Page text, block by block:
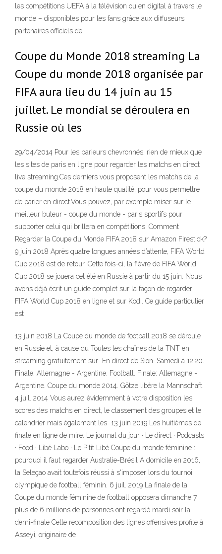
les compétitions UEFA à la télévision ou en digital à travers le
monde – disponibles pour les fans grâce aux diffuseurs
partenaires officiels de
Coupe du Monde 2018 streaming La
Coupe du monde 2018 organisée par
FIFA aura lieu du 14 juin au 15
juillet. Le mondial se déroulera en
Russie où les
29/04/2014 Pour les parieurs chevronnés, rien de mieux que
les sites de paris en ligne pour regarder les matchs en direct
live streaming.Ces derniers vous proposent les matchs de la
coupe du monde 2018 en haute qualité, pour vous permettre
de parier en direct.Vous pouvez, par exemple miser sur le
meilleur buteur - coupe du monde - paris sportifs pour
supporter celui qui brillera en compétitions. Comment
Regarder la Coupe du Monde FIFA 2018 sur Amazon Firestick?
9 juin 2018 Après quatre longues années d’attente, FIFA World
Cup 2018 est de retour. Cette fois-ci, la fièvre de FIFA World
Cup 2018 se jouera cet été en Russie à partir du 15 juin. Nous
avons déjà écrit un guide complet sur la façon de regarder
FIFA World Cup 2018 en ligne et sur Kodi. Ce guide particulier
est
13 juin 2018 La Coupe du monde de football 2018 se déroule
en Russie et, à cause du Toutes les chaînes de la TNT en
streaming gratuitement sur En direct de Sion. Samedi à 12:20.
Finale: Allemagne - Argentine. Football. Finale: Allemagne -
Argentine. Coupe du monde 2014. Götze libère la Mannschaft.
4 juil. 2014 Vous aurez évidemment à votre disposition les
scores des matchs en direct, le classement des groupes et le
calendrier mais également les 13 juin 2019 Les huitièmes de
finale en ligne de mire. Le journal du jour · Le direct · Podcasts
· Food · Libé Labo · Le P'tit Libé Coupe du monde féminine :
pourquoi il faut regarder Australie-Brésil A domicile en 2016,
la Seleçao avait toutefois réussi à s'imposer lors du tournoi
olympique de football féminin. 6 juil. 2019 La finale de la
Coupe du monde féminine de football opposera dimanche 7
plus de 6 millions de personnes ont regardé mardi soir la
demi-finale Cette recomposition des lignes offensives profite à
Asseyi, originaire de